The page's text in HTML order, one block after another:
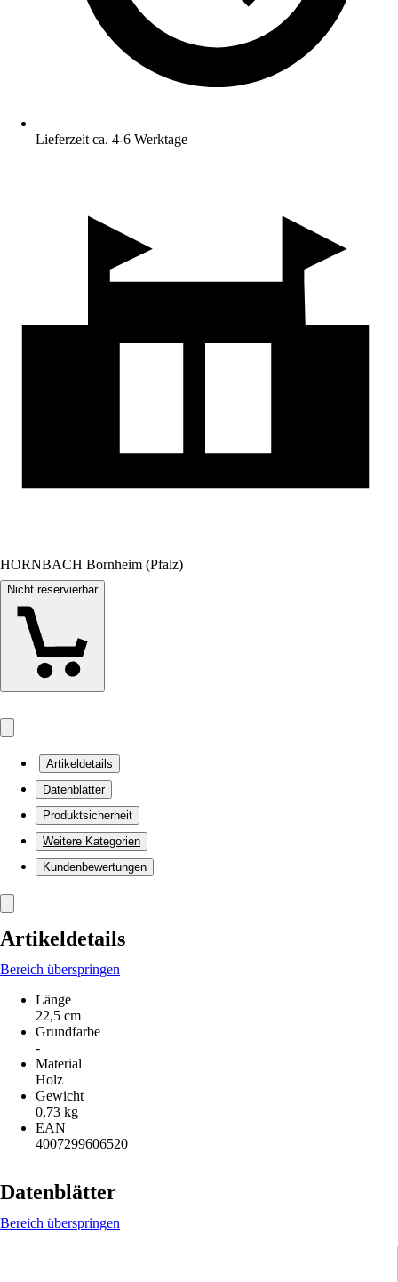
Lieferzeit ca. 4-6 Werktage
HORNBACH Bornheim (Pfalz)
Nicht reservierbar
Artikeldetails
Datenblätter
Produktsicherheit
Weitere Kategorien
Kundenbewertungen
Artikeldetails
Bereich überspringen
Länge
22,5 cm
Grundfarbe
-
Material
Holz
Gewicht
0,73 kg
EAN
4007299606520
Datenblätter
Bereich überspringen